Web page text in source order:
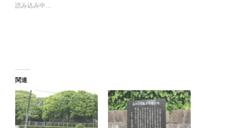
読み込み中…
関連